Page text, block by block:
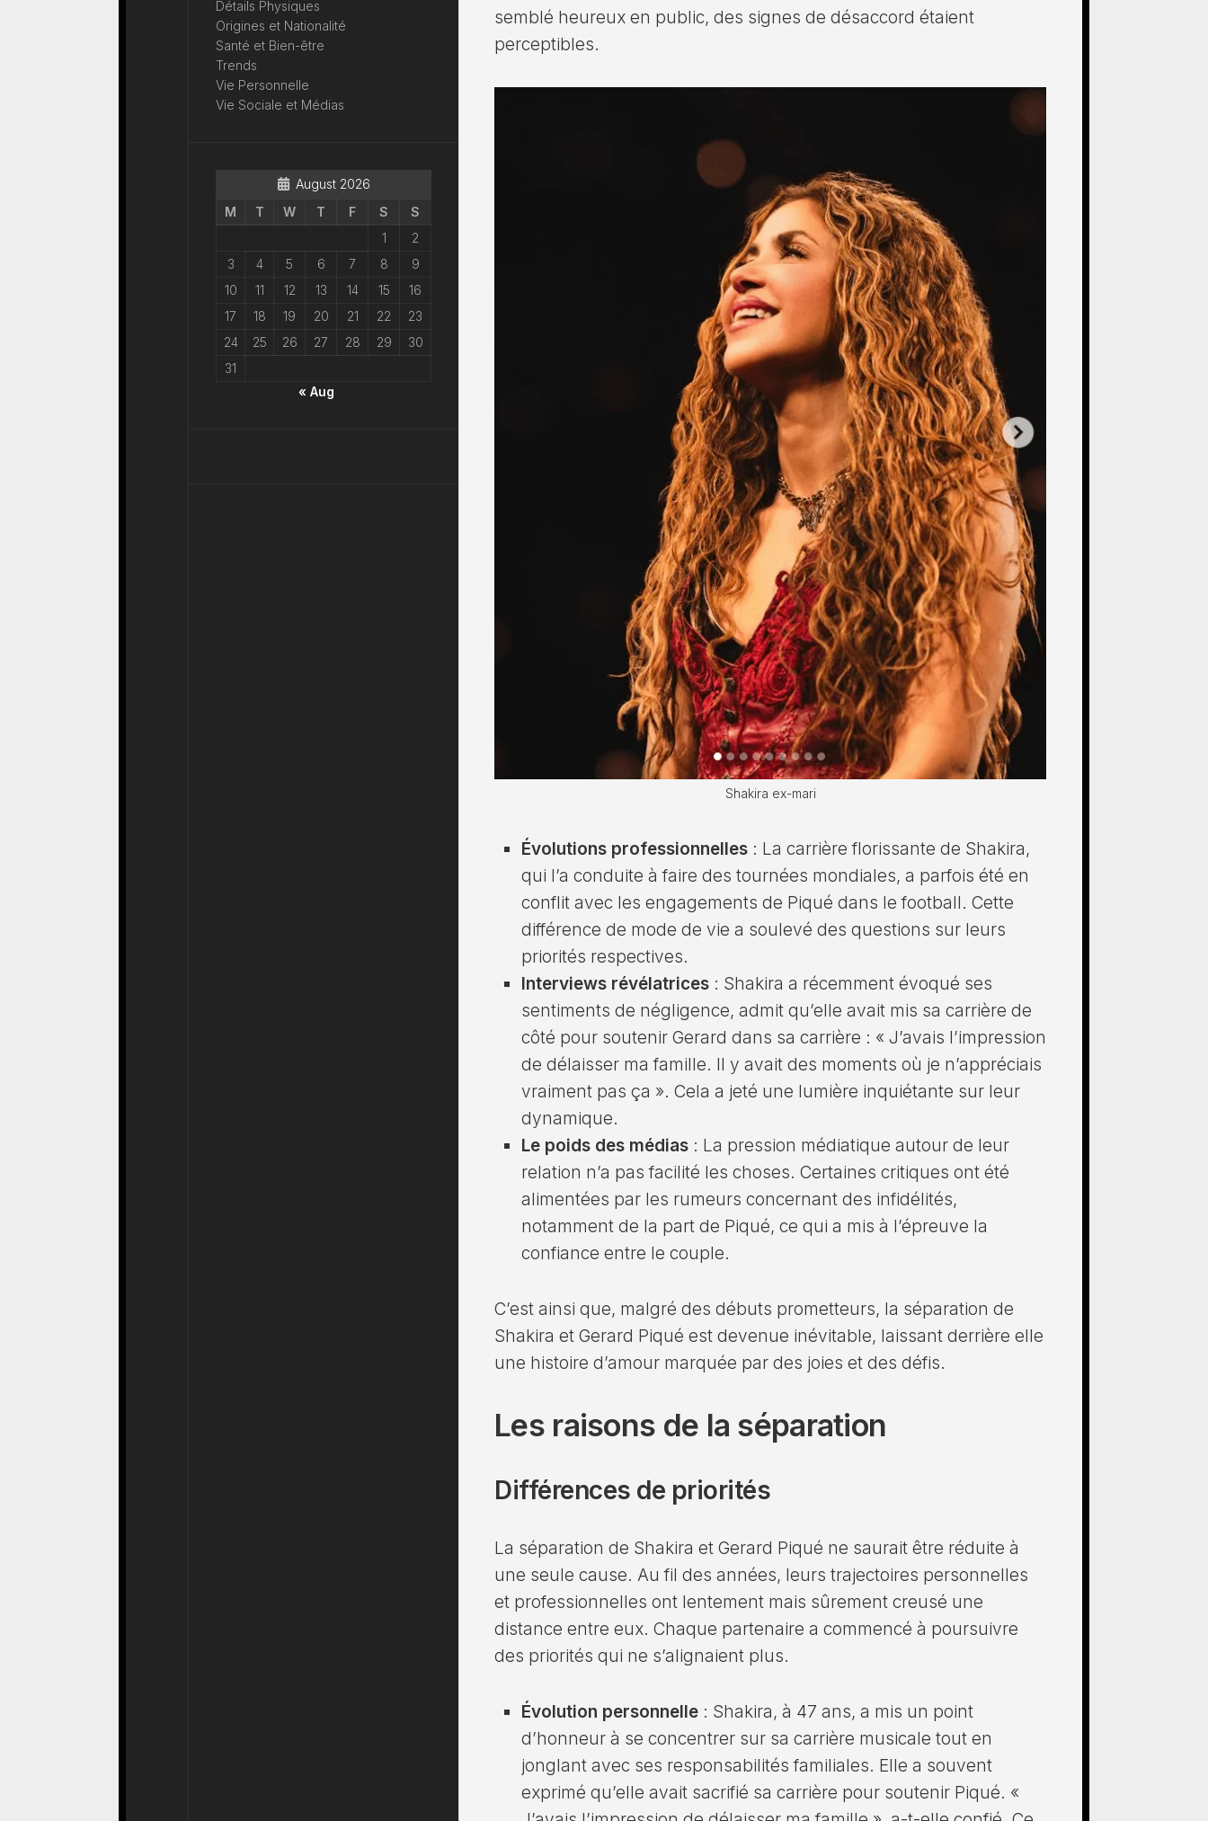
semblé heureux en public, des signes de désaccord étaient
perceptibles.
Shakira ex-mari
Évolutions professionnelles : La carrière florissante de Shakira,
qui l’a conduite à faire des tournées mondiales, a parfois été en
conflit avec les engagements de Piqué dans le football. Cette
différence de mode de vie a soulevé des questions sur leurs
priorités respectives.
Interviews révélatrices : Shakira a récemment évoqué ses
sentiments de négligence, admit qu’elle avait mis sa carrière de
côté pour soutenir Gerard dans sa carrière : « J’avais l’impression
de délaisser ma famille. Il y avait des moments où je n’appréciais
vraiment pas ça ». Cela a jeté une lumière inquiétante sur leur
dynamique.
Le poids des médias : La pression médiatique autour de leur
relation n’a pas facilité les choses. Certaines critiques ont été
alimentées par les rumeurs concernant des infidélités,
notamment de la part de Piqué, ce qui a mis à l’épreuve la
confiance entre le couple.
C’est ainsi que, malgré des débuts prometteurs, la séparation de
Shakira et Gerard Piqué est devenue inévitable, laissant derrière elle
une histoire d’amour marquée par des joies et des défis.
Les raisons de la séparation
Différences de priorités
La séparation de Shakira et Gerard Piqué ne saurait être réduite à
une seule cause. Au fil des années, leurs trajectoires personnelles
et professionnelles ont lentement mais sûrement creusé une
distance entre eux. Chaque partenaire a commencé à poursuivre
des priorités qui ne s’alignaient plus.
Évolution personnelle : Shakira, à 47 ans, a mis un point
d’honneur à se concentrer sur sa carrière musicale tout en
jonglant avec ses responsabilités familiales. Elle a souvent
exprimé qu’elle avait sacrifié sa carrière pour soutenir Piqué. «
Détails Physiques
Origines et Nationalité
Santé et Bien-être
Trends
Vie Personnelle
Vie Sociale et Médias
August 2026
M
T W T F S
S
1
2
3
4 5 6 7 8
9
10
11 12 13 14 15
16
17
18 19 20 21 22
23
24
25 26 27 28 29
30
31
« Aug